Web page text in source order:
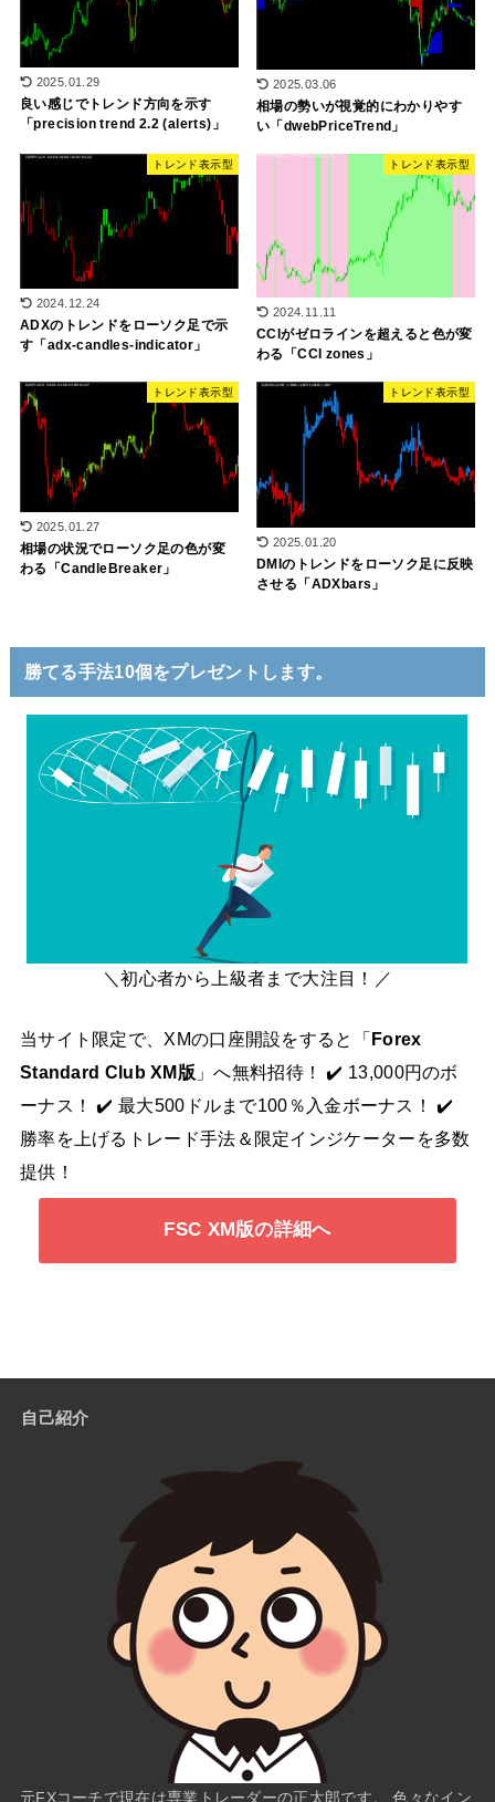
2025.01.29
良い感じでトレンド方向を示す
「precision trend 2.2 (alerts)」
2025.03.06
相場の勢いが視覚的にわかりやす
い「dwebPriceTrend」
トレンド表示型
2024.12.24
ADXのトレンドをローソク足で示
す「adx-candles-indicator」
トレンド表示型
2024.11.11
CCIがゼロラインを超えると色が変
わる「CCI zones」
トレンド表示型
2025.01.27
相場の状況でローソク足の色が変
わる「CandleBreaker」
トレンド表示型
2025.01.20
DMIのトレンドをローソク足に反映
させる「ADXbars」
勝てる手法10個をプレゼントします。
＼初心者から上級者まで大注目！／
当サイト限定で、XMの口座開設をすると「 Forex
Standard Club XM版 」へ無料招待！ ✔️ 13,000円のボ
ーナス！ ✔️ 最大500ドルまで100％入金ボーナス！ ✔️
勝率を上げるトレード手法＆限定インジケーターを多数
提供！
FSC XM版の詳細へ
自己紹介
元FXコーチで現在は専業トレーダーの正太郎です。 色々なイン